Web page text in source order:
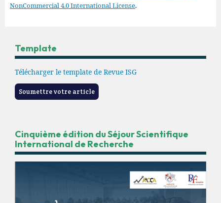
NonCommercial 4.0 International License.
Template
Télécharger le template de Revue ISG
Soumettre votre article
Cinquième édition du Séjour Scientifique
International de Recherche